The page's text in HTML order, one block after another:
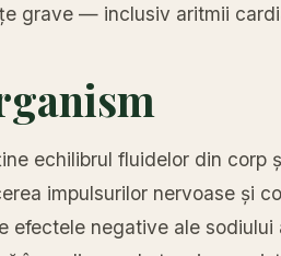
grave — inclusiv aritmii
echilibrul fluidelor din corp
impulsurilor nervoase și
negative ale sodiului